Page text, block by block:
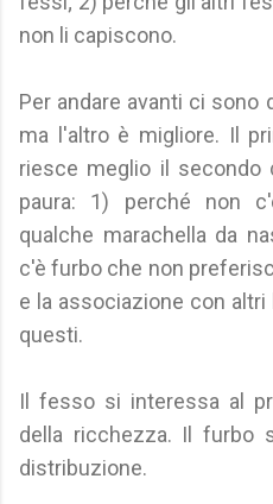
non li capiscono.
Per andare avanti ci sono
ma l'altro è migliore. Il
riesce meglio il
paura: 1) perché non
qualche marachella da
c'è furbo che non
e la associazione con
questi.
Il fesso si interessa al
della ricchezza. Il furbo
distribuzione.